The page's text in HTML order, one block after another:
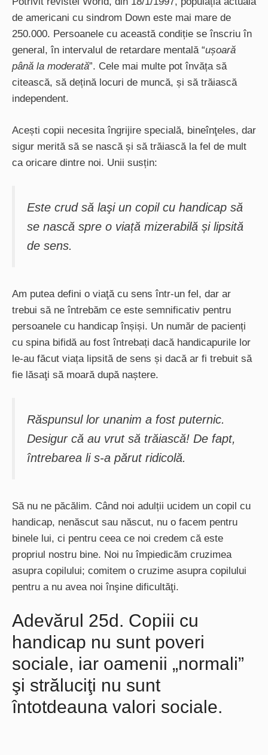
de americani cu sindrom Down este mai mare de
250.000. Persoanele cu această condiție se înscriu în
general, în intervalul de retardare mentală “ușoară
până la moderată”. Cele mai multe pot învăța să
citească, să dețină locuri de muncă, și să trăiască
independent.
Acești copii necesita îngrijire specială, bineînţeles, dar
sigur merită să se nască și să trăiască la fel de mult
ca oricare dintre noi. Unii susțin:
Este crud să laşi un copil cu handicap să
se nască spre o viață mizerabilă și lipsită
de sens.
Am putea defini o viaţă cu sens într-un fel, dar ar
trebui să ne întrebăm ce este semnificativ pentru
persoanele cu handicap înșiși. Un număr de pacienți
cu spina bifidă au fost întrebați dacă handicapurile lor
le-au făcut viața lipsită de sens și dacă ar fi trebuit să
fie lăsaţi să moară după naștere.
Răspunsul lor unanim a fost puternic.
Desigur că au vrut să trăiască! De fapt,
întrebarea li s-a părut ridicolă.
Să nu ne păcălim. Când noi adulții ucidem un copil cu
handicap, nenăscut sau născut, nu o facem pentru
binele lui, ci pentru ceea ce noi credem că este
propriul nostru bine. Noi nu împiedicăm cruzimea
asupra copilului; comitem o cruzime asupra copilului
pentru a nu avea noi înşine dificultăţi.
Adevărul 25d. Copiii cu
handicap nu sunt poveri
sociale, iar oamenii „normali”
şi străluciţi nu sunt
întotdeauna valori sociale.